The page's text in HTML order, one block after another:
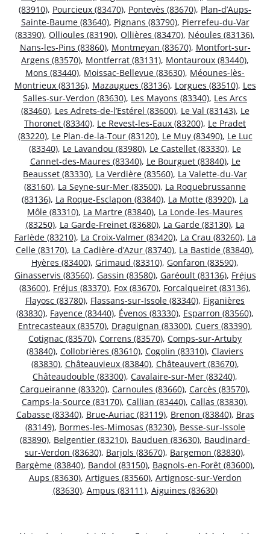
(83910), Pourcieux (83470), Pontevès (83670), Plan-d’Aups-
Sainte-Baume (83640), Pignans (83790), Pierrefeu-du-Var
(83390), Ollioules (83190), Ollières (83470), Néoules (83136),
Nans-les-Pins (83860), Montmeyan (83670), Montfort-sur-
Argens (83570), Montferrat (83131), Montauroux (83440),
Mons (83440), Moissac-Bellevue (83630), Méounes-lès-
Montrieux (83136), Mazaugues (83136), Lorgues (83510), Les
Salles-sur-Verdon (83630), Les Mayons (83340), Les Arcs
(83460), Les Adrets-de-l’Estérel (83600), Le Val (83143), Le
Thoronet (83340), Le Revest-les-Eaux (83200), Le Pradet
(83220), Le Plan-de-la-Tour (83120), Le Muy (83490), Le Luc
(83340), Le Lavandou (83980), Le Castellet (83330), Le
Cannet-des-Maures (83340), Le Bourguet (83840), Le
Beausset (83330), La Verdière (83560), La Valette-du-Var
(83160), La Seyne-sur-Mer (83500), La Roquebrussanne
(83136), La Roque-Esclapon (83840), La Motte (83920), La
Môle (83310), La Martre (83840), La Londe-les-Maures
(83250), La Garde-Freinet (83680), La Garde (83130), La
Farlède (83210), La Croix-Valmer (83420), La Crau (83260), La
Celle (83170), La Cadière-d’Azur (83740), La Bastide (83840),
Hyères (83400), Grimaud (83310), Gonfaron (83590),
Ginasservis (83560), Gassin (83580), Garéoult (83136), Fréjus
(83600), Fréjus (83370), Fox (83670), Forcalqueiret (83136),
Flayosc (83780), Flassans-sur-Issole (83340), Figanières
(83830), Fayence (83440), Évenos (83330), Esparron (83560),
Entrecasteaux (83570), Draguignan (83300), Cuers (83390),
Cotignac (83570), Correns (83570), Comps-sur-Artuby
(83840), Collobrières (83610), Cogolin (83310), Claviers
(83830), Châteauvieux (83840), Châteauvert (83670),
Châteaudouble (83300), Cavalaire-sur-Mer (83240),
Carqueiranne (83320), Carnoules (83660), Carcès (83570),
Camps-la-Source (83170), Callian (83440), Callas (83830),
Cabasse (83340), Brue-Auriac (83119), Brenon (83840), Bras
(83149), Bormes-les-Mimosas (83230), Besse-sur-Issole
(83890), Belgentier (83210), Bauduen (83630), Baudinard-
sur-Verdon (83630), Barjols (83670), Bargemon (83830),
Bargème (83840), Bandol (83150), Bagnols-en-Forêt (83600),
Aups (83630), Artigues (83560), Artignosc-sur-Verdon
(83630), Ampus (83111), Aiguines (83630)